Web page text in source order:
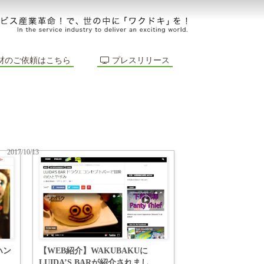
のご依頼はこちら プレスリリース
ン
【WEB紹介】WAKUBAKUに
2017/10/13